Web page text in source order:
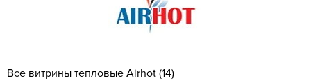
Все витрины тепловые Airhot (14)